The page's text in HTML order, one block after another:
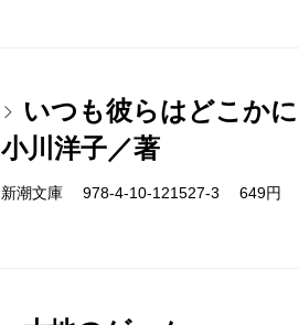
いつも彼らはどこかに
小川洋子／著
新潮文庫 978-4-10-121527-3 649円